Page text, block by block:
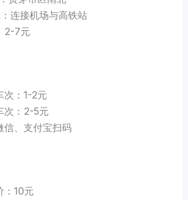
连接机场与高铁站
2-7元
次：1-2元
次：2-5元
信、支付宝扫码
：10元